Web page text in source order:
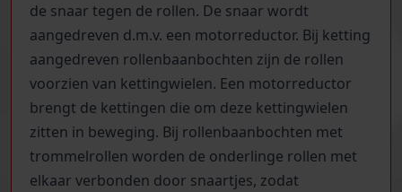
de snaar tegen de rollen. De snaar wordt
aangedreven d.m.v. een motorreductor. Bij ketting
aangedreven rollenbaanbochten zijn de rollen
voorzien van kettingwielen. Een motorreductor
brengt de kettingen die om deze kettingwielen
zitten in beweging. Bij rollenbaanbochten met
trommelrollen worden de onderlinge rollen met
elkaar verbonden door snaartjes, zodat